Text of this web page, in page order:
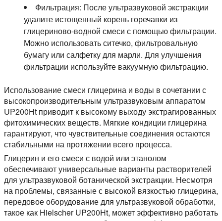
Фильтрация: После ультразвуковой экстракции
удалите истощенный корень горечавки из
глицериново-водной смеси с помощью фильтрации.
Можно использовать ситечко, фильтровальную
бумагу или салфетку для марли. Для улучшения
фильтрации используйте вакуумную фильтрацию.
Использование смеси глицерина и воды в сочетании с
высокопроизводительным ультразвуковым аппаратом
UP200Ht приводит к высокому выходу экстрагированных
фитохимических веществ. Мягкие кондиции глицерина
гарантируют, что чувствительные соединения остаются
стабильными на протяжении всего процесса.
Глицерин и его смеси с водой или этанолом
обеспечивают универсальные варианты растворителей
для ультразвуковой ботанической экстракции. Несмотря
на проблемы, связанные с высокой вязкостью глицерина,
передовое оборудование для ультразвуковой обработки,
такое как Hielscher UP200Ht, может эффективно работать